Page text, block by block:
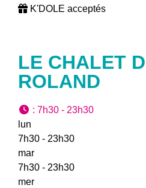
K'DOLE acceptés
LE CHALET
ROLAND
: 7h30 - 23h30
lun
7h30 - 23h30
mar
7h30 - 23h30
mer